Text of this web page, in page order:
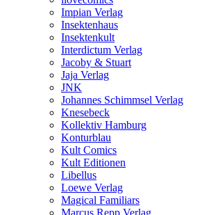
Impian Verlag
Insektenhaus
Insektenkult
Interdictum Verlag
Jacoby & Stuart
Jaja Verlag
JNK
Johannes Schimmsel Verlag
Knesebeck
Kollektiv Hamburg
Konturblau
Kult Comics
Kult Editionen
Libellus
Loewe Verlag
Magical Familiars
Marcus Repp Verlag